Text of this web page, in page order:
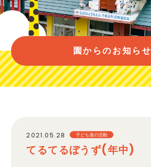
園のようす
バス経路
プライバシーポリシー
園からのお知らせ
2021.05.28 子ども達の活動
てるてるぼうず(年中)